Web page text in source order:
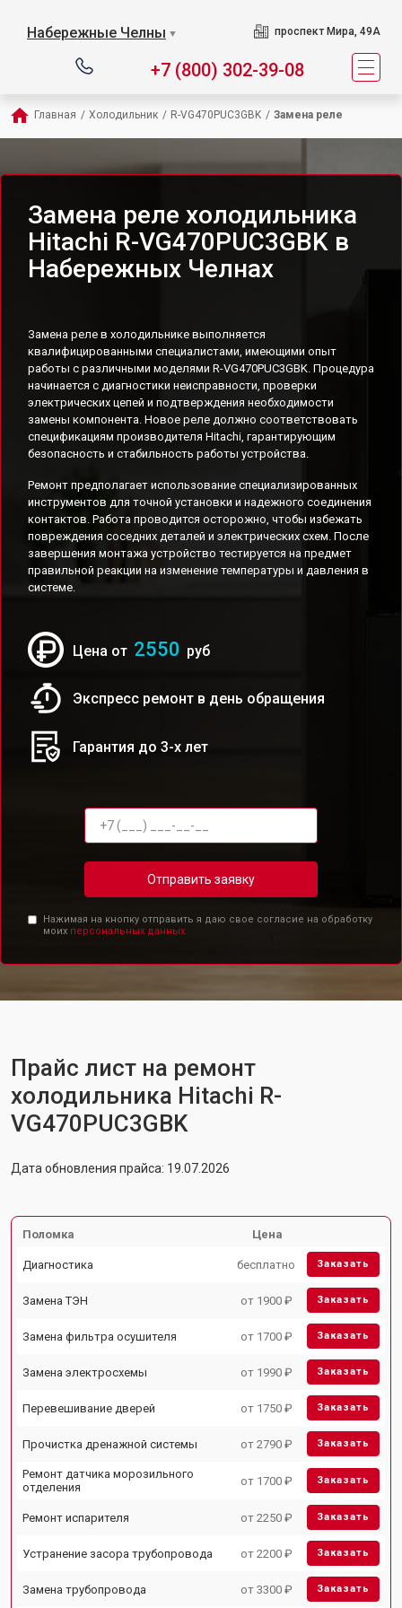
Набережные Челны ▼ проспект Мира, 49А
+7 (800) 302-39-08
Главная / Холодильник / R-VG470PUC3GBK / Замена реле
Замена реле холодильника
Hitachi R-VG470PUC3GBK в
Набережных Челнах
Замена реле в холодильнике выполняется
квалифицированными специалистами, имеющими опыт
работы с различными моделями R-VG470PUC3GBK. Процедура
начинается с диагностики неисправности, проверки
электрических цепей и подтверждения необходимости
замены компонента. Новое реле должно соответствовать
спецификациям производителя Hitachi, гарантирующим
безопасность и стабильность работы устройства.
Ремонт предполагает использование специализированных
инструментов для точной установки и надежного соединения
контактов. Работа проводится осторожно, чтобы избежать
повреждения соседних деталей и электрических схем. После
завершения монтажа устройство тестируется на предмет
правильной реакции на изменение температуры и давления в
системе.
Цена от 2550 руб
Экспресс ремонт в день обращения
Гарантия до 3-х лет
Отправить заявку
Нажимая на кнопку отправить я даю свое согласие на обработку
моих персональных данных.
Прайс лист на ремонт
холодильника Hitachi R-
VG470PUC3GBK
Дата обновления прайса: 19.07.2026
Поломка Цена
Диагностика бесплатно Заказать
Замена ТЭН от 1900 ₽ Заказать
Замена фильтра осушителя от 1700 ₽ Заказать
Замена электросхемы от 1990 ₽ Заказать
Перевешивание дверей от 1750 ₽ Заказать
Прочистка дренажной системы от 2790 ₽ Заказать
Ремонт датчика морозильного
отделения
от 1700 ₽ Заказать
Ремонт испарителя от 2250 ₽ Заказать
Устранение засора трубопровода от 2200 ₽ Заказать
Замена трубопровода от 3300 ₽ Заказать